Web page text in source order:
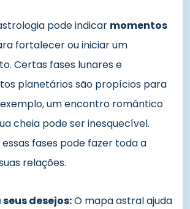
pode indicar momentos
fortalecer ou iniciar um
Certas fases lunares e
planetários são propícios para
um encontro romântico
cheia pode ser inesquecível.
fases pode fazer toda a
relações.
desejos:O mapa astral ajuda